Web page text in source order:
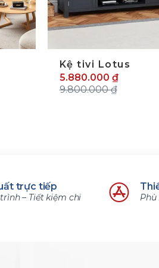
Kệ tivi Lotus
5.880.000 ₫
9.800.000 ₫
trực tiếp
– Tiết kiệm chi